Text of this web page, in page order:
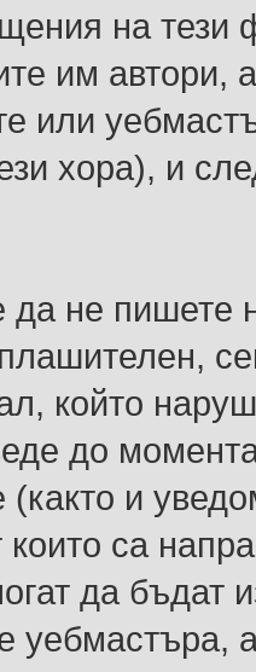
на тези
им автори,
или
хора), и
да не пишете
който
до
и
които са
да бъдат
уебмастъра,